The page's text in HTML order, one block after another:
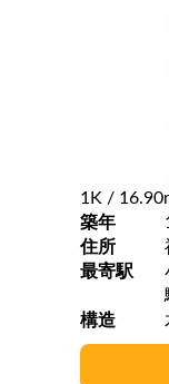
1K /
築年
住所
最寄駅
構造